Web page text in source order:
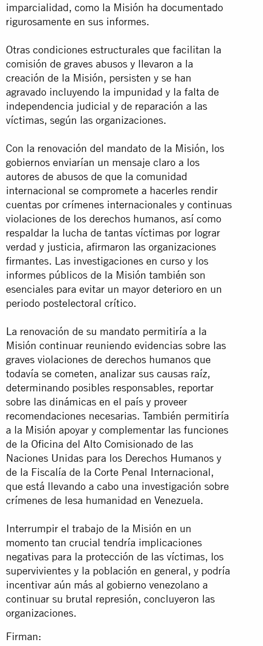
imparcialidad, como la Misión ha documentado
rigurosamente en sus informes.
Otras condiciones estructurales que facilitan la
comisión de graves abusos y llevaron a la
creación de la Misión, persisten y se han
agravado incluyendo la impunidad y la falta de
independencia judicial y de reparación a las
víctimas, según las organizaciones.
Con la renovación del mandato de la Misión, los
gobiernos enviarían un mensaje claro a los
autores de abusos de que la comunidad
internacional se compromete a hacerles rendir
cuentas por crímenes internacionales y continuas
violaciones de los derechos humanos, así como
respaldar la lucha de tantas víctimas por lograr
verdad y justicia, afirmaron las organizaciones
firmantes. Las investigaciones en curso y los
informes públicos de la Misión también son
esenciales para evitar un mayor deterioro en un
periodo postelectoral crítico.
La renovación de su mandato permitiría a la
Misión continuar reuniendo evidencias sobre las
graves violaciones de derechos humanos que
todavía se cometen, analizar sus causas raíz,
determinando posibles responsables, reportar
sobre las dinámicas en el país y proveer
recomendaciones necesarias. También permitiría
a la Misión apoyar y complementar las funciones
de la Oficina del Alto Comisionado de las
Naciones Unidas para los Derechos Humanos y
de la Fiscalía de la Corte Penal Internacional,
que está llevando a cabo una investigación sobre
crímenes de lesa humanidad en Venezuela.
Interrumpir el trabajo de la Misión en un
momento tan crucial tendría implicaciones
negativas para la protección de las víctimas, los
supervivientes y la población en general, y podría
incentivar aún más al gobierno venezolano a
continuar su brutal represión, concluyeron las
organizaciones.
Firman: